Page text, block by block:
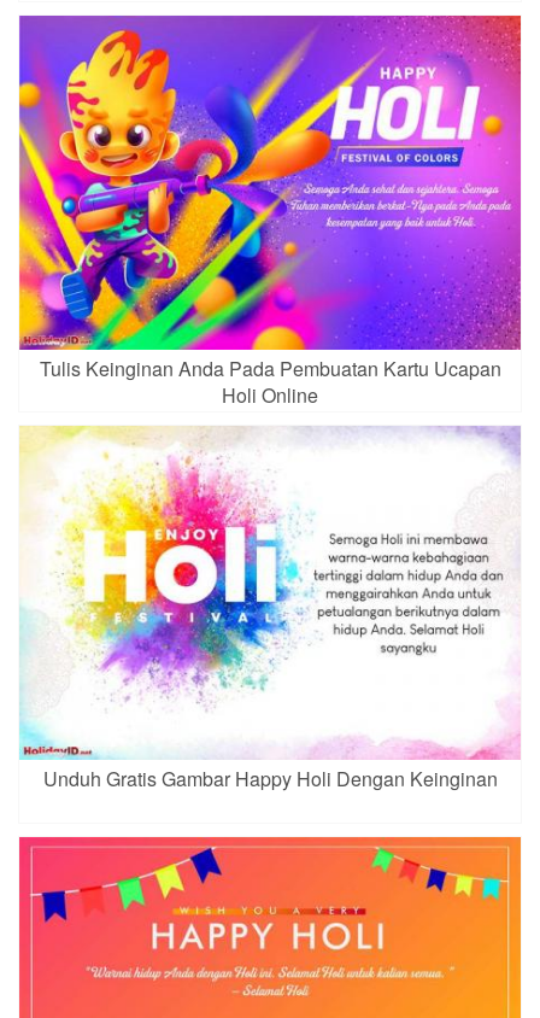
Tulis Keinginan Anda Pada Pembuatan Kartu Ucapan
Holi Online
Unduh Gratis Gambar Happy Holi Dengan Keinginan